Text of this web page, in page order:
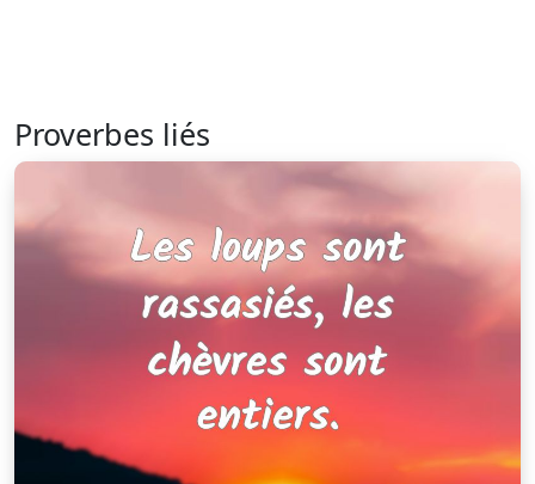
Proverbes liés